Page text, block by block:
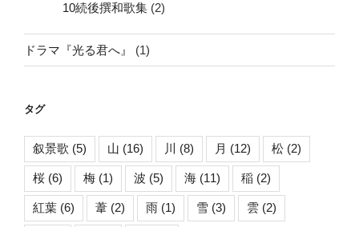
10続後撰和歌集 (2)
ドラマ『光る君へ』 (1)
タグ
叙景歌 (5) 山 (16) 川 (8) 月 (12) 松 (2)
桜 (6) 梅 (1) 波 (5) 海 (11) 稲 (2)
紅葉 (6) 葦 (2) 雨 (1) 雪 (3) 雲 (2)